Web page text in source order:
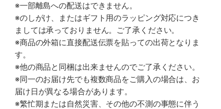
※一部離島への配送はできません。
※のしがけ、またはギフト用のラッピング対応につき
ましては承っておりません。ご了承ください。
※商品の外箱に直接配送伝票を貼っての出荷となりま
す。
※他の商品と同梱は出来ませんのでご了承ください。
※同一のお届け先でも複数商品をご購入の場合は、お
届け日が異なる場合があります。
※繁忙期または自然災害、その他の不測の事態に伴う